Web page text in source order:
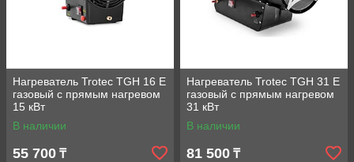
Нагреватель Trotec TGH 16 E
газовый с прямым нагревом
15 кВт
В наличии
55 700 ₸
Нагреватель Trotec TGH 31 E
газовый с прямым нагревом
31 кВт
В наличии
81 500 ₸